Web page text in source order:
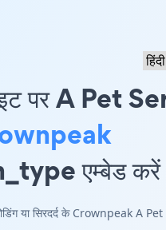
पर A Pet
एम्बेड करें
या सिरदर्द के Crownpeak A